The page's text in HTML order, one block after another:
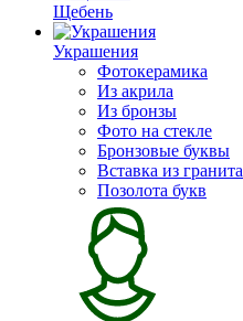
Щебень
Украшения
Фотокерамика
Из акрила
Из бронзы
Фото на стекле
Бронзовые буквы
Вставка из гранита
Позолота букв